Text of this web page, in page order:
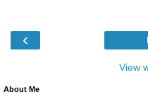
‹
View
About Me